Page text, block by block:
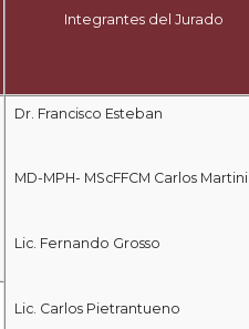
Integrantes del Jurado
Dr. Francisco Esteban
MD-MPH- MScFFCM Carlos Martini
Lic. Fernando Grosso
Lic. Carlos Pietrantueno